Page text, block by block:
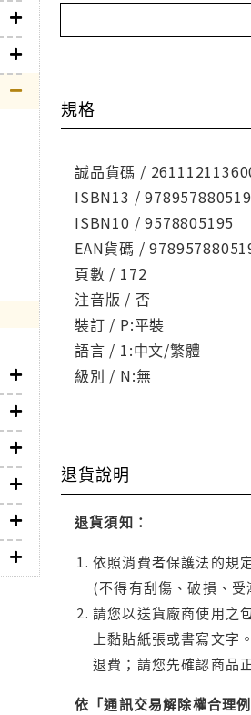
規格
誠品貨碼 /
ISBN13 /
ISBN10 / 9578805195
EAN貨碼 /
頁數 / 172
注音版 / 否
裝訂 / P:平裝
語言 / 1:中文/繁體
級別 / N:無
退貨說明
退貨須知：
依照消費者保護法的規
(不得有刮傷、破損、
請您以送貨廠商使用之
上黏貼紙張或書寫文
退費；請您先確認商品
依「通訊交易解除權合理